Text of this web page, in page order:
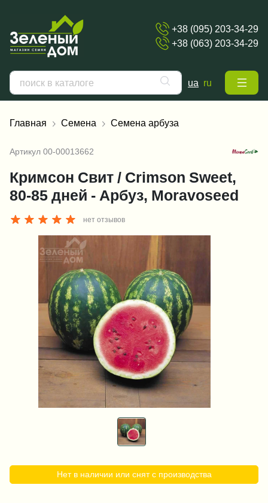
+38 (095) 203-34-29
+38 (063) 203-34-29
ua ru
Главная Семена Семена арбуза
Артикул 00-00013662
Кримсон Свит / Crimson Sweet,
80-85 дней - Арбуз, Moravoseed
нет отзывов
Нет в наличии или снят с производства